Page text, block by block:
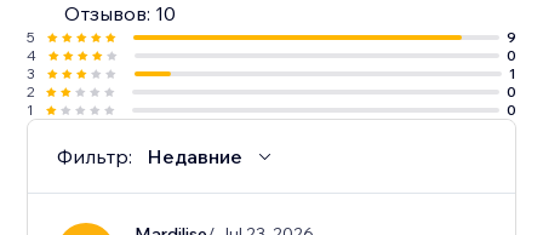
Отзывов: 10
5
9
4
0
3
1
2
0
1
0
Фильтр: Недавние